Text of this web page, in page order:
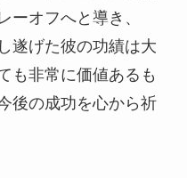
ーオフへと導き、
遂げた彼の功績は大
も非常に価値あるも
後の成功を心から祈